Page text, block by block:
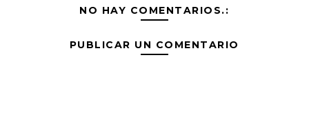
NO HAY COMENTARIOS.:
PUBLICAR UN COMENTARIO